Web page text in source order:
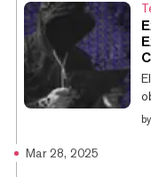
by
Mar 28, 2025